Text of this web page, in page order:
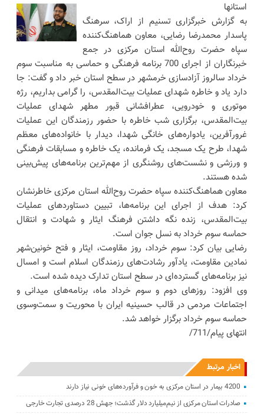
استانها
به گزارش خبرگزاری تسنیم از اراک، سرهنگ
پاسدار محمدرضا رضایی، معاون هماهنگ‌کننده
سپاه حضرت روح‌الله استان مرکزی در جمع
خبرنگاران از اجرای 700 برنامه فرهنگی و حماسی به مناسبت سوم
خرداد سالروز آزادسازی خرمشهر در سطح استان خبر داد و گفت: جا
دارد یاد و خاطره شهدای عملیات بیت‌المقدس، را گرامی بداریم، رژه
موتوری و خودرویی، عطرافشانی قبور مطهر شهدای عملیات
بیت‌المقدس، برگزاری شب خاطره با حضور رزمندگان این عملیات
غرورآفرین، یادواره‌های خانگی شهدا، دیدار با خانواده‌های معظم
شهدا، طرح یک مسجد، یک فرمانده، یک خاطره و مسابقات فرهنگی
و ورزشی و نشست‌های روشنگری از مهم‌ترین برنامه‌های پیش‌بینی
شده هستند.
معاون هماهنگ‌کننده سپاه حضرت روح‌الله استان مرکزی خاطرنشان
کرد: هدف از اجرای این برنامه‌ها، تبیین دستاوردهای عملیات
بیت‌المقدس، زنده نگه داشتن فرهنگ ایثار و شهادت و انتقال
حماسه سوم خرداد به نسل جوان است.
رضایی بیان کرد: سوم خرداد، روز مقاومت، ایثار و فتح خونین‌شهر
نمادین مقاومت، یادآور رشادت‌های رزمندگان اسلام است و امسال
نیز برنامه‌های گسترده‌ای در سطح استان تدارک دیده شده است.
وی افزود: روزهای دوم و سوم خرداد ماه، برنامه‌های میدانی و
اجتماعات مردمی در قالب حسینیه ایران با محوریت و سمت‌وسوی
حماسه سوم خرداد برگزار خواهد شد.
انتهای پیام/711/
اخبار مرتبط
4200 بیمار در استان مرکزی به خون و فرآورده‌های خونی نیاز دارند
صادرات استان مرکزی از نیم‌میلیارد دلار گذشت؛ جهش 28 درصدی تجارت خارجی